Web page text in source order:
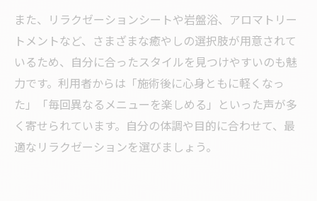
また、リラクゼーションシートや岩盤浴、アロマトリー
トメントなど、さまざまな癒やしの選択肢が用意されて
いるため、自分に合ったスタイルを見つけやすいのも魅
力です。利用者からは「施術後に心身ともに軽くなっ
た」「毎回異なるメニューを楽しめる」といった声が多
く寄せられています。自分の体調や目的に合わせて、最
適なリラクゼーションを選びましょう。